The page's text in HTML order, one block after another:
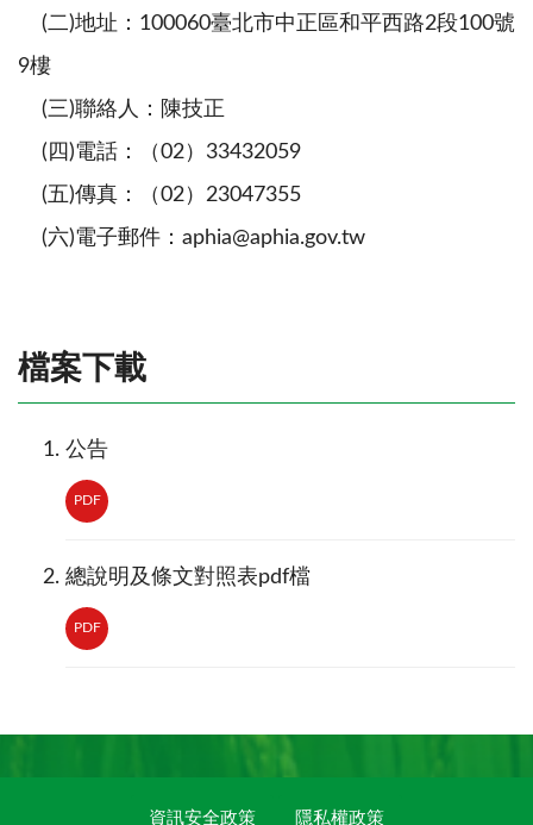
(二)地址：100060臺北市中正區和平西路2段100號
9樓
(三)聯絡人：陳技正
(四)電話：（02）33432059
(五)傳真：（02）23047355
(六)電子郵件：aphia@aphia.gov.tw
檔案下載
公告
PDF
總說明及條文對照表pdf檔
PDF
資訊安全政策 隱私權政策